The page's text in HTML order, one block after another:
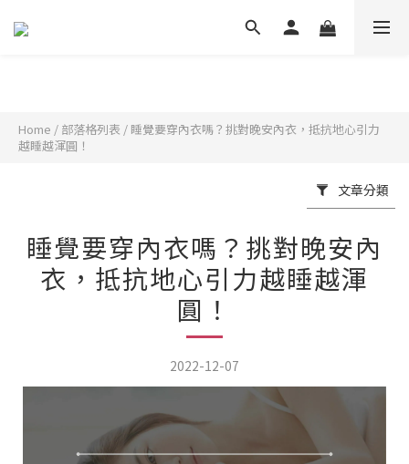
Home / 部落格列表 / 睡覺要穿內衣嗎？挑對晚安內衣，抵抗地心引力
越睡越渾圓！
文章分類
睡覺要穿內衣嗎？挑對晚安內
衣，抵抗地心引力越睡越渾
圓！
2022-12-07